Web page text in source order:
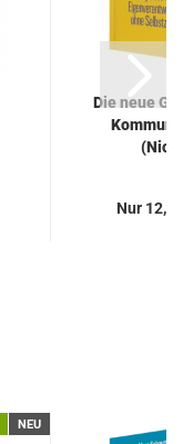
Die neue
Nur
NEU